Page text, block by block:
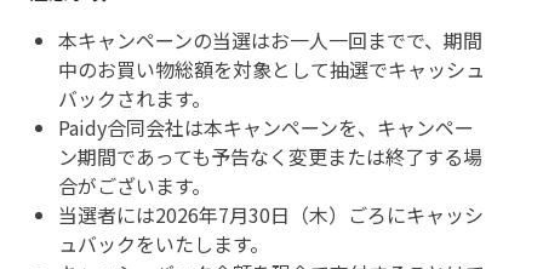
本キャンペーンの当選はお一人一回までで、期間
中のお買い物総額を対象として抽選でキャッシュ
バックされます。
Paidy合同会社は本キャンペーンを、キャンペー
ン期間であっても予告なく変更または終了する場
合がございます。
当選者には2026年7月30日（木）ごろにキャッシ
ュバックをいたします。